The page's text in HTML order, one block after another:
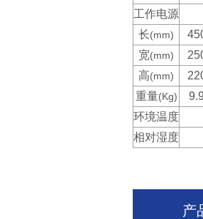
工作电源
长(mm)
宽(mm)
高(mm)
重量(Kg)
环境温度
相对湿度
产